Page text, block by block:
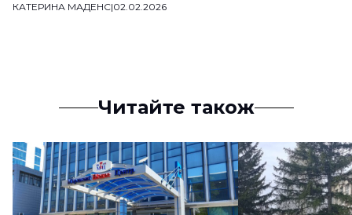
КАТЕРИНА МАДЕНС|02.02.2026
Читайте також